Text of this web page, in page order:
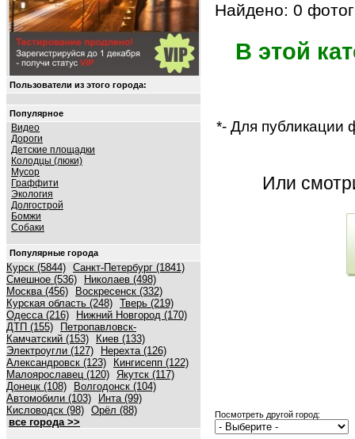
Пользователи из этого города:
Популярное
Видео
Дороги
Детские площадки
Колодцы (люки)
Мусор
Граффити
Экология
Долгострой
Бомжи
Собаки
Популярные города
Курск (5844) Санкт-Петербург (1841)
Смешное (536)
Николаев (498)
Москва (456)
Воскресенск (332)
Курская область (248) Тверь (219)
Одесса (216)
Нижний Новгород (170)
ДТП (155)
Петропавловск-
Камчатский (153)
Киев (133)
Электроугли (127)
Нерехта (126)
Александровск (123)
Кингисепп (122)
Малоярославец (120) Якутск (117)
Донецк (108)
Волгодонск (104)
Автомобили (103)
Инта (99)
Кисловодск (98) Орёл (88)
все города >>
Найдено: 0
В этой
*- Для публикации
Или
Посмотреть другой город: